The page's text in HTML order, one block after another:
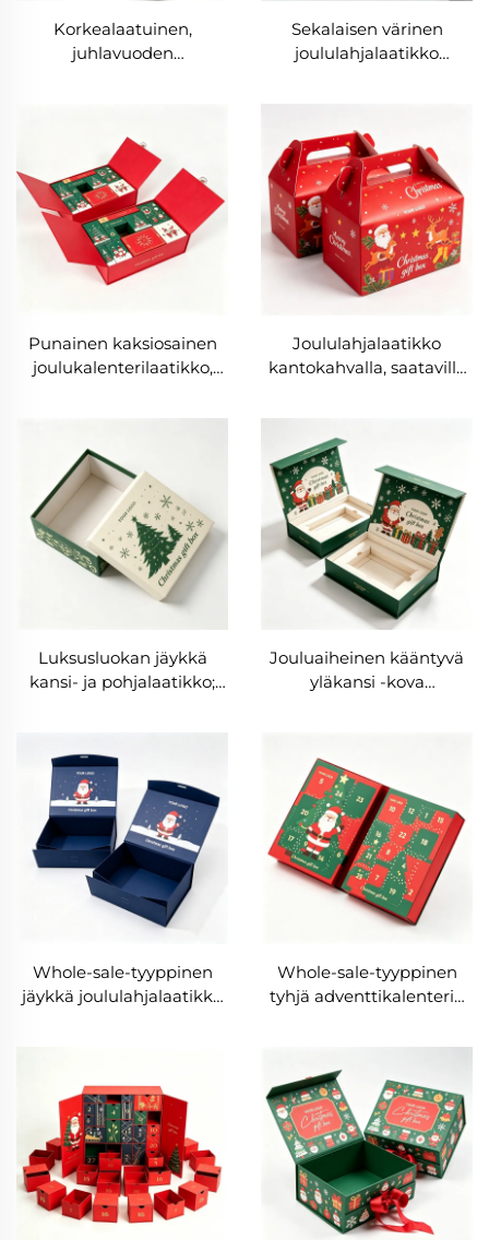
Korkealaatuinen,
juhlavuoden
laminointi, pahvi, suklaa-
ja makeispakkauslaatikko
Sekalaisen värinen
joululahjalaatikko
ympäristöystävällinen
taitettava
neliömuotoinen
paperilaatikko, pinottava
kääntyvä päällä oleva
kuljetuspakkaus
Punainen kaksiosainen
joulukalenterilaatikko,
jäykkä pakkauslaatikko,
laatikko lahjoille,
kosmetiikalle ja koruille
Joululahjalaatikko
kantokahvalla, saatavilla
taitettava lahjalaatikko
ruoalle ja hedelmille;
mukautettu logolla
varustettu viennin säiliö
Luksusluokan jäykkä
kansi- ja pohjalaatikko;
kierrätetty neliömäinen
pakkauslaatikko
Jouluaiheinen kääntyvä
yläkansi -kova
joulupukin kuvioitu
laatikko pahvin sisällä,
magneettinen juhlallinen
pakkaus
Whole-sale-tyyppinen
jäykkä joululahjalaatikko
premium-luokan
joululahjalaatikko
Whole-sale-tyyppinen
tyhjä adventtikalenterin
painatus, korkealaatuinen
mukautettava
joululahjalaatikko